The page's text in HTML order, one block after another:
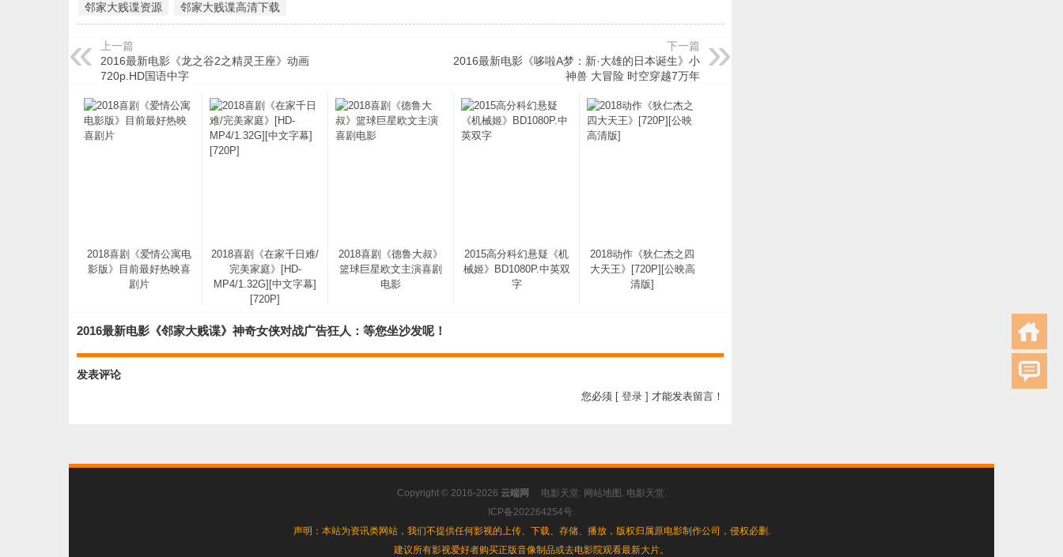
邻家大贱谍资源 邻家大贱谍高清下载
上一篇
2016最新电影《龙之谷2之精灵王座》动画
720p.HD国语中字
下一篇
2016最新电影《哆啦A梦：新·大雄的日本诞生》小
神兽 大冒险 时空穿越7万年
2018喜剧《爱情公寓电
影版》目前最好热映喜
剧片
2018喜剧《在家千日难/
完美家庭》[HD-
MP4/1.32G][中文字幕]
[720P]
2018喜剧《德鲁大叔》
篮球巨星欧文主演喜剧
电影
2015高分科幻悬疑《机
械姬》BD1080P.中英双
字
2018动作《狄仁杰之四
大天王》[720P][公映高
清版]
2018爱情灾难《惊涛飓
2016最新电影《邻家大贱谍》神奇女侠对战广告狂人：等您坐沙发呢！
发表评论
您必须 [ 登录 ] 才能发表留言！
Copyright © 2016-2026 云端网 电影天堂. 网站地图 . 电影天堂.
ICP备202264254号.
声明：本站为资讯类网站，我们不提供任何影视的上传、下载、存储、播放，版权归属原电影制作公司，侵权必删.
建议所有影视爱好者购买正版音像制品或去电影院观看最新大片。